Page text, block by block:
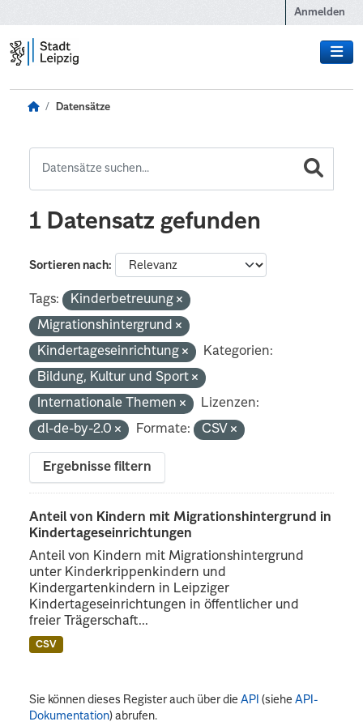
Anmelden
Datensätze
1 Datensatz gefunden
Sortieren nach
Tags:
Kinderbetreuung
Migrationshintergrund
Kindertageseinrichtung
Kategorien:
Bildung, Kultur und Sport
Internationale Themen
Lizenzen:
dl-de-by-2.0
Formate: CSV
Ergebnisse filtern
Anteil von Kindern mit Migrationshintergrund in
Kindertageseinrichtungen
Anteil von Kindern mit Migrationshintergrund
unter Kinderkrippenkindern und
Kindergartenkindern in Leipziger
Kindertageseinrichtungen in öffentlicher und
freier Trägerschaft...
CSV
Sie können dieses Register auch über dieAPI (sieheAPI-
Dokumentation) abrufen.